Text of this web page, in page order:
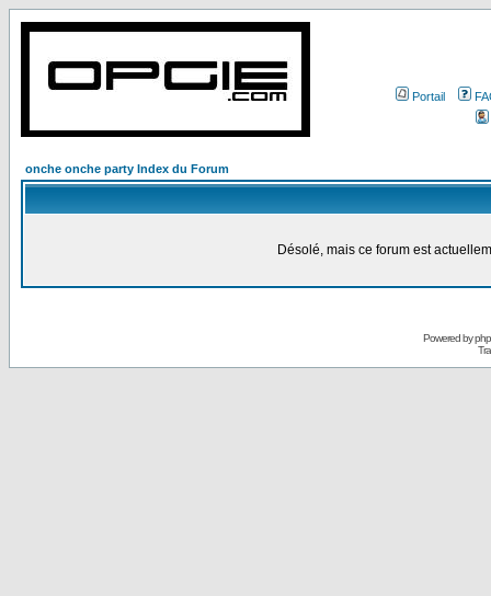
Portail
onche onche party Index du Forum
Désolé, mais ce forum est
Powered by